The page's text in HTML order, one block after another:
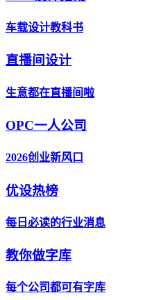
车载设计教科书
直播间设计
生意都在直播间啦
OPC一人公司
2026创业新风口
优设热榜
每日必读的行业消息
教你做字库
每个公司都可有字库